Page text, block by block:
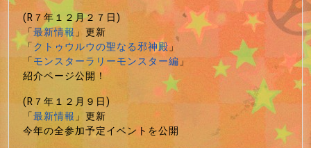
(R７年１２月２７日)
「最新情報」更新
「クトゥウルウの聖なる邪神殿」
「モンスターラリーモンスター編」
紹介ページ公開！
(R７年１２月９日)
「最新情報」更新
今年の全参加予定イベントを公開